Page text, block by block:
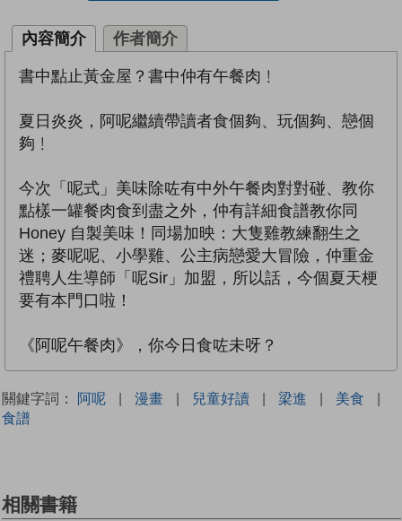
內容簡介 作者簡介
書中點止黃金屋？書中仲有午餐肉﹗
夏日炎炎，阿呢繼續帶讀者食個夠、玩個夠、戀個
夠﹗
今次「呢式」美味除咗有中外午餐肉對對碰、教你
點樣一罐餐肉食到盡之外，仲有詳細食譜教你同
Honey 自製美味！同場加映：大隻雞教練翻生之
迷；麥呢呢、小學雞、公主病戀愛大冒險，仲重金
禮聘人生導師「呢Sir」加盟，所以話，今個夏天梗
要有本門口啦！
《阿呢午餐肉》，你今日食咗未呀？
關鍵字詞： 阿呢 | 漫畫 | 兒童好讀 | 梁進 | 美食
|
食譜
相關書籍